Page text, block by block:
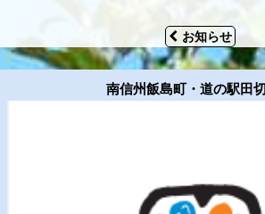
お知らせ
南信州飯島町・道の駅田